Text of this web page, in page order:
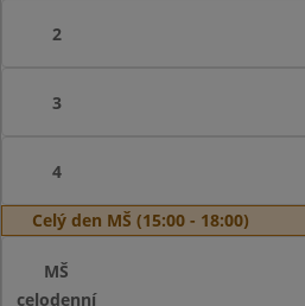
2
3
4
Celý den MŠ (15:00 - 18:00)
MŠ
celodenní